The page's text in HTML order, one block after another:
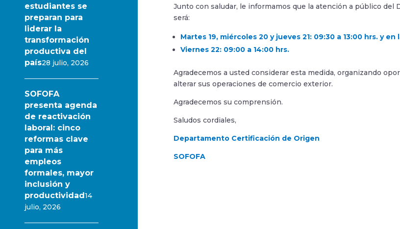
estudiantes se
preparan para
liderar la
transformación
productiva del
país28 julio, 2026
SOFOFA
presenta agenda
de reactivación
laboral: cinco
reformas clave
para más
empleos
formales, mayor
inclusión y
productividad14
julio, 2026
Junto con saludar, le informamos que la atención a público
será:
Martes 19, miércoles 20 y jueves 21: 09:30 a 13:00 hrs. y
Viernes 22: 09:00 a 14:00 hrs.
Agradecemos a usted considerar esta medida, organizando
alterar sus operaciones de comercio exterior.
Agradecemos su comprensión.
Saludos cordiales,
Departamento Certificación de Origen
SOFOFA